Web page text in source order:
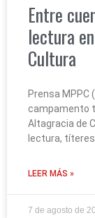
Entre
lectura
Cultura
Prensa MPPC
campamento
Altagracia de
lectura, títeres
LEER MÁS »
7 de agosto de